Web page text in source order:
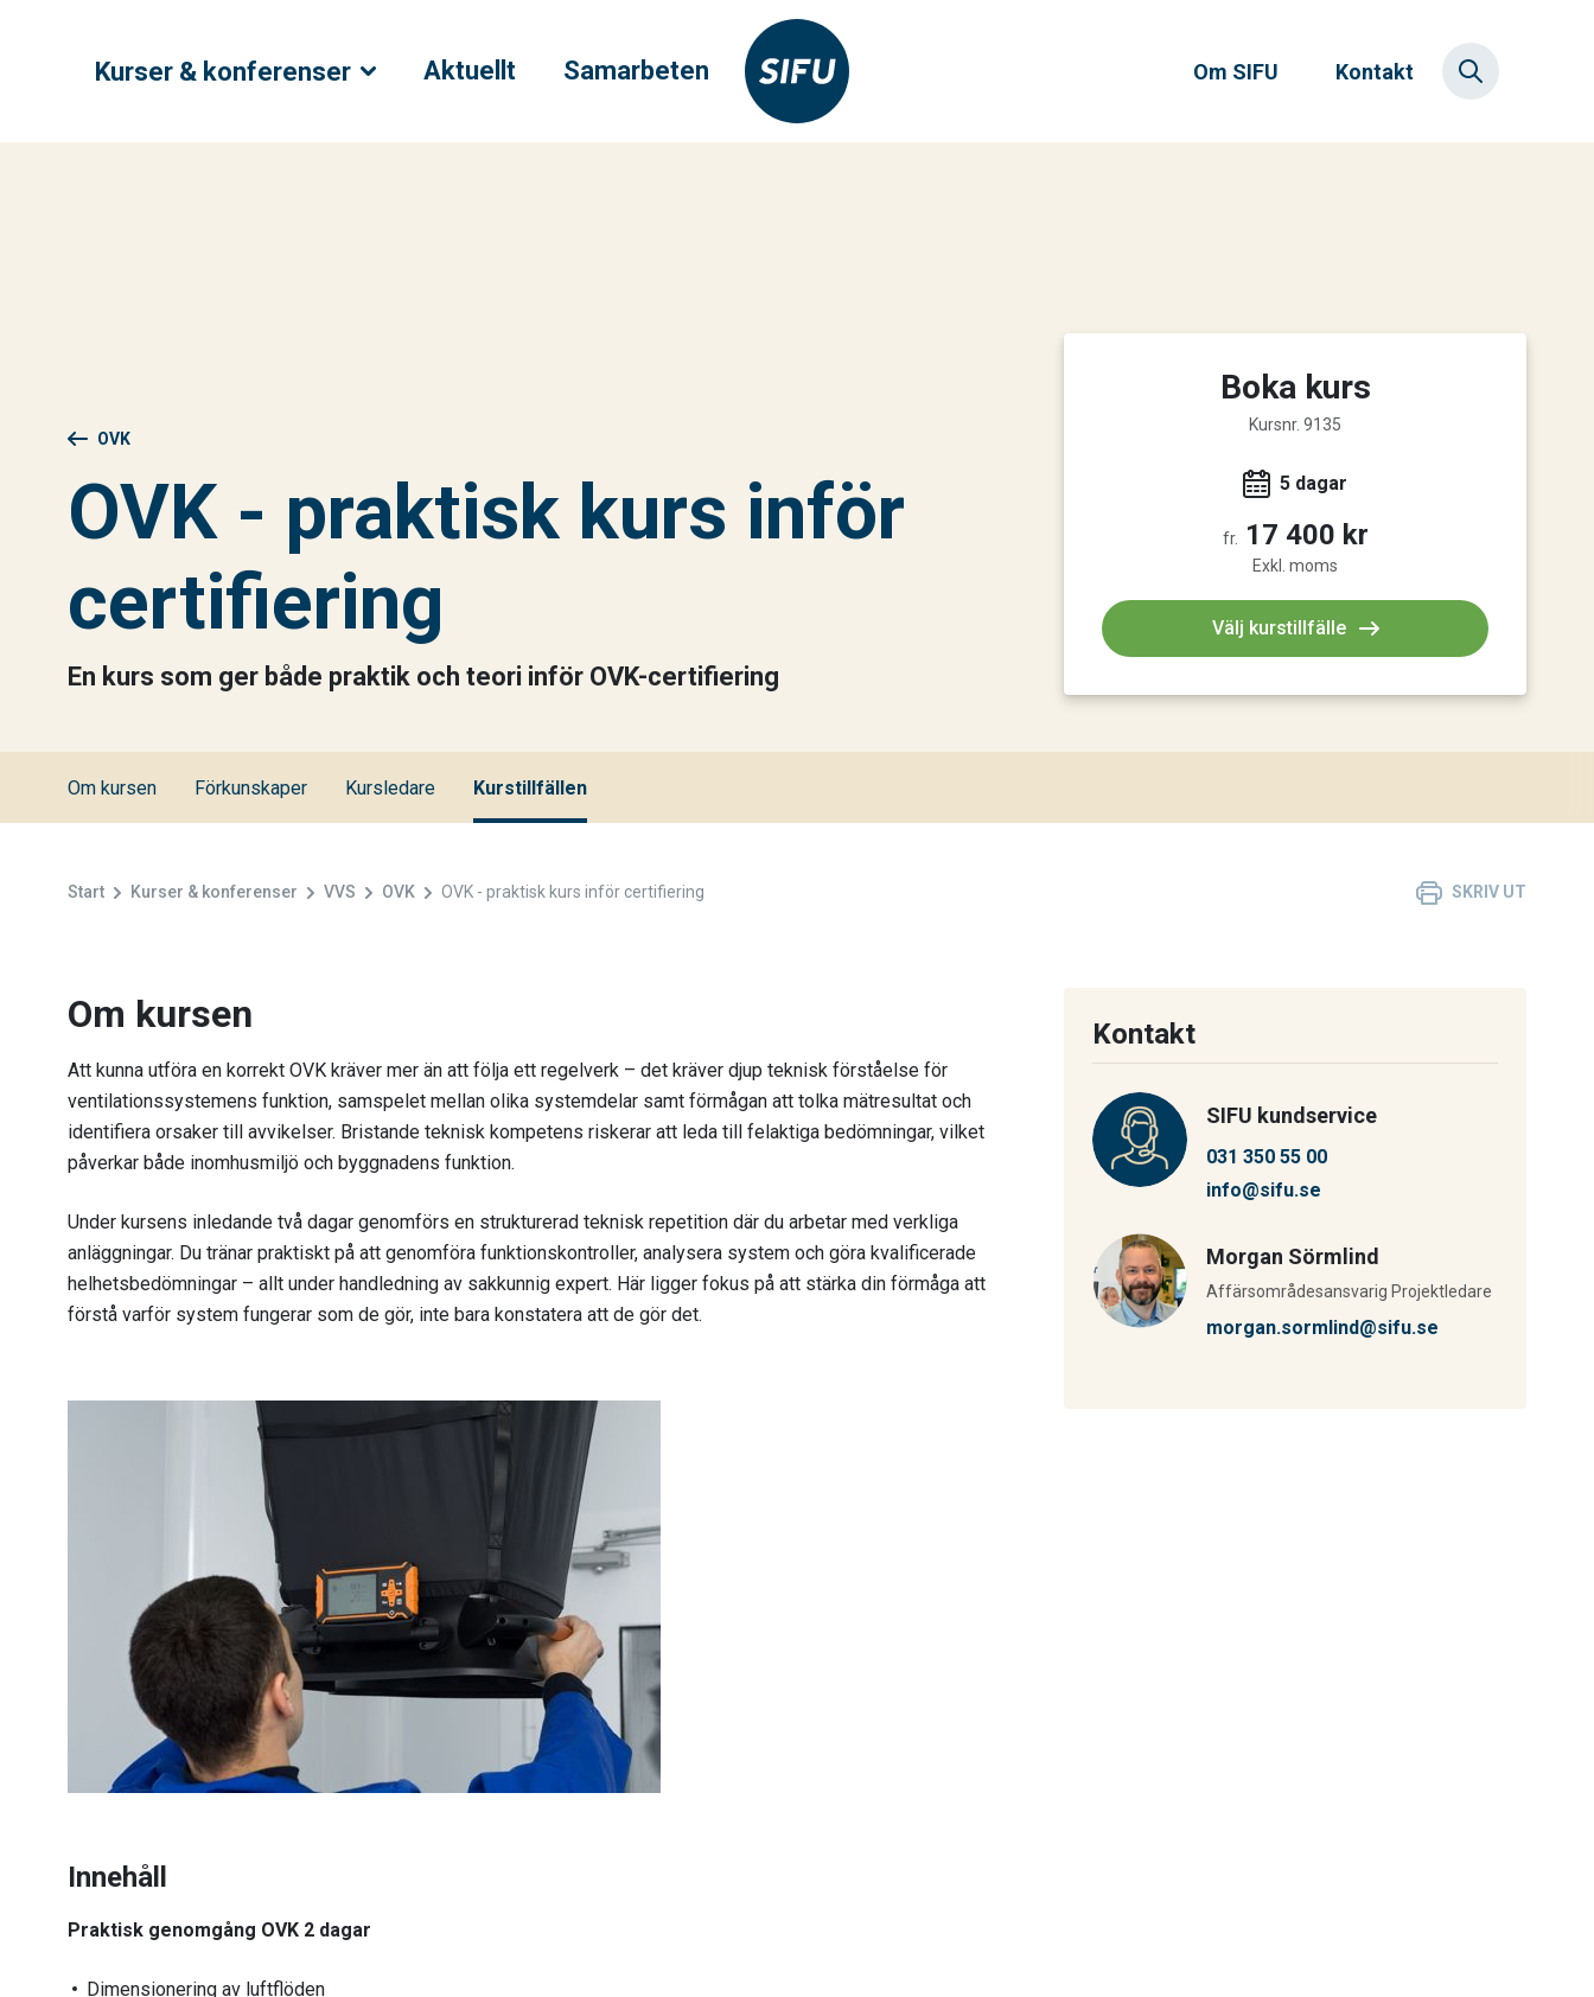
Kurser & konferenser Aktuellt Samarbeten Om SIFU Kontakt
OVK
OVK - praktisk kurs inför
certifiering
En kurs som ger både praktik och teori inför OVK-certifiering
Boka kurs
Kursnr. 9135
5 dagar
fr. 17 400 kr
Exkl. moms
Välj kurstillfälle
Om kursen Förkunskaper Kursledare Kurstillfällen
Start Kurser & konferenser VVS OVK OVK - praktisk kurs inför certifiering SKRIV UT
Om kursen
Att kunna utföra en korrekt OVK kräver mer än att följa ett regelverk – det kräver djup teknisk förståelse för
ventilationssystemens funktion, samspelet mellan olika systemdelar samt förmågan att tolka mätresultat och
identifiera orsaker till avvikelser. Bristande teknisk kompetens riskerar att leda till felaktiga bedömningar, vilket
påverkar både inomhusmiljö och byggnadens funktion.
Under kursens inledande två dagar genomförs en strukturerad teknisk repetition där du arbetar med verkliga
anläggningar. Du tränar praktiskt på att genomföra funktionskontroller, analysera system och göra kvalificerade
helhetsbedömningar – allt under handledning av sakkunnig expert. Här ligger fokus på att stärka din förmåga att
förstå varför system fungerar som de gör, inte bara konstatera att de gör det.
Innehåll
Praktisk genomgång OVK 2 dagar
Dimensionering av luftflöden
Kontakt
SIFU kundservice
031 350 55 00
info@sifu.se
Morgan Sörmlind
Affärsområdesansvarig Projektledare
morgan.sormlind@sifu.se